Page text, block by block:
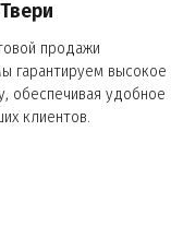
продажи
гарантируем высокое
обеспечивая удобное
клиентов.